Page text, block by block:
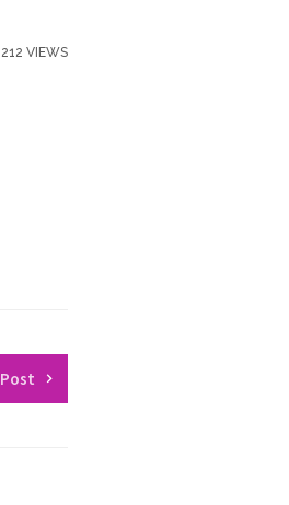
212 VIEWS
Post